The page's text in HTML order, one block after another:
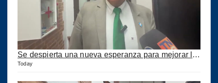
Se despierta una nueva esperanza para mejorar los puertos del país
Today